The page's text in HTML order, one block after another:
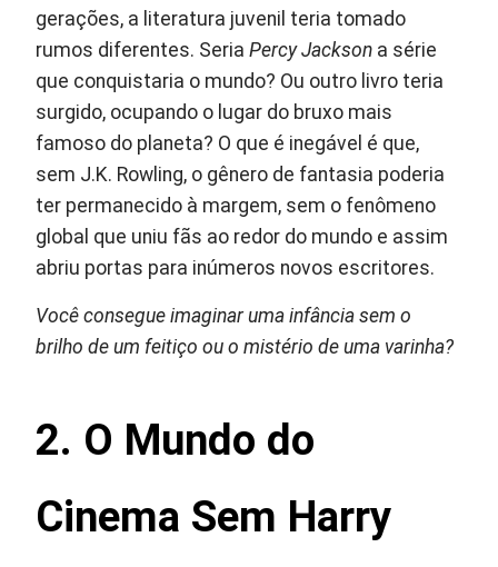
gerações, a literatura juvenil teria tomado
rumos diferentes. SeriaPercy Jackson a série
que conquistaria o mundo? Ou outro livro teria
surgido, ocupando o lugar do bruxo mais
famoso do planeta? O que é inegável é que,
sem J.K. Rowling, o gênero de fantasia poderia
ter permanecido à margem, sem o fenômeno
global que uniu fãs ao redor do mundo e assim
abriu portas para inúmeros novos escritores.
Você consegue imaginar uma infância sem o
brilho de um feitiço ou o mistério de uma varinha?
2. O Mundo do
Cinema Sem Harry